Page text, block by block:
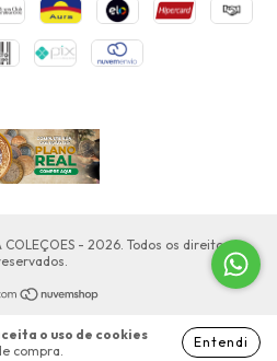
o uso de cookies
compra.
Entendi
COLEÇOES - 2026. Todos os direitos